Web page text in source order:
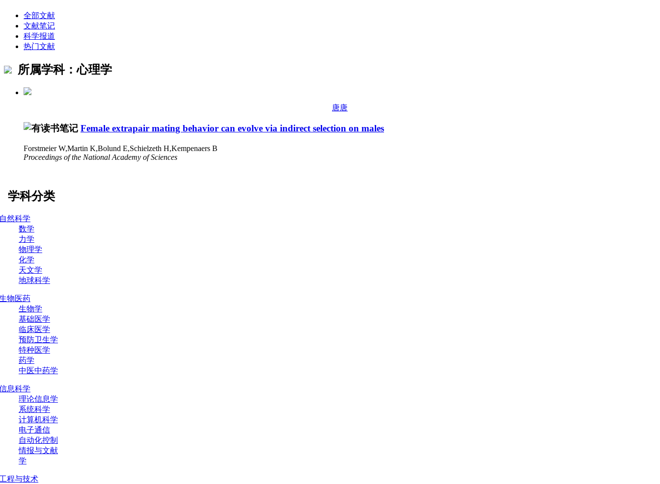
全部文献
文献笔记
科学报道
热门文献
所属学科：心理学
唐唐
Female extrapair mating behavior can evolve via indirect selection on males
Forstmeier W,Martin K,Bolund E,Schielzeth H,Kempenaers B
Proceedings of the National Academy of Sciences
科分类
然科学
数学
力学
物理学
化学
天文学
地球科学
物医药
生物学
基础医学
临床医学
预防卫生学
特种医学
药学
中医中药学
息科学
理论信息学
系统科学
计算机科学
电子通信
自动化控制
情报与文献
学
程与技术